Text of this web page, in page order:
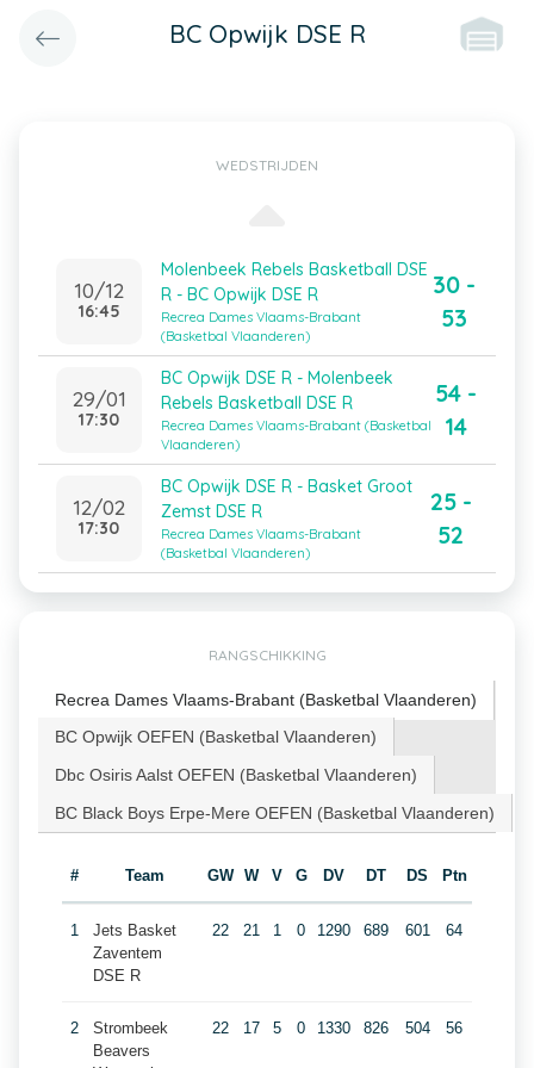
BC Opwijk DSE R
WEDSTRIJDEN
10/12
16:45
Molenbeek Rebels Basketball DSE
R - BC Opwijk DSE R
Recrea Dames Vlaams-Brabant
(Basketbal Vlaanderen)
30 -
53
29/01
17:30
BC Opwijk DSE R - Molenbeek
Rebels Basketball DSE R
Recrea Dames Vlaams-Brabant (Basketbal
Vlaanderen)
54 -
14
12/02
17:30
BC Opwijk DSE R - Basket Groot
Zemst DSE R
Recrea Dames Vlaams-Brabant
(Basketbal Vlaanderen)
25 -
52
RANGSCHIKKING
Recrea Dames Vlaams-Brabant (Basketbal Vlaanderen)
BC Opwijk OEFEN (Basketbal Vlaanderen)
Dbc Osiris Aalst OEFEN (Basketbal Vlaanderen)
BC Black Boys Erpe-Mere OEFEN (Basketbal Vlaanderen)
# Team GW W V G DV DT DS Ptn
1
Jets Basket
Zaventem
DSE R
22 21 1 0 1290 689 601 64
2
Strombeek
Beavers
22 17 5 0 1330 826 504 56